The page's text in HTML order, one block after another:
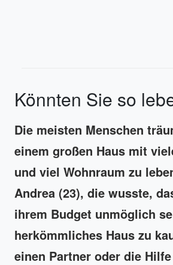
Könnten Sie so
Die meisten Menschen
einem großen Haus mit
und viel Wohnraum zu
Andrea (23), die wusste,
ihrem Budget unmöglich
herkömmliches Haus zu
einen Partner oder die